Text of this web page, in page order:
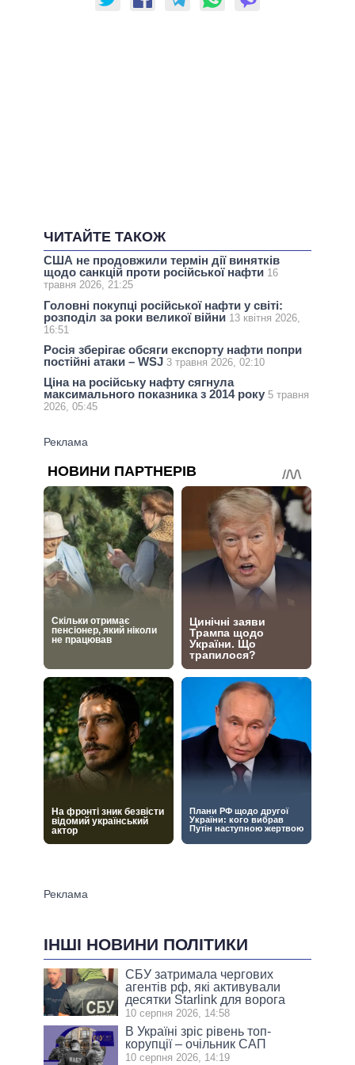
ЧИТАЙТЕ ТАКОЖ
США не продовжили термін дії винятків
щодо санкцій проти російської нафти 16
травня 2026, 21:25
Головні покупці російської нафти у світі:
розподіл за роки великої війни 13 квітня 2026,
16:51
Росія зберігає обсяги експорту нафти попри
постійні атаки – WSJ 3 травня 2026, 02:10
Ціна на російську нафту сягнула
максимального показника з 2014 року 5 травня
2026, 05:45
ІНШІ НОВИНИ ПОЛІТИКИ
СБУ затримала чергових
агентів рф, які активували
десятки Starlink для ворога
10 серпня 2026, 14:58
В Україні зріс рівень топ-
корупції – очільник САП
10 серпня 2026, 14:19